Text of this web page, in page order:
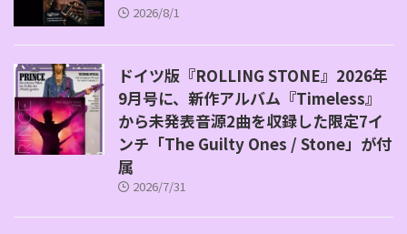
2026/8/1
ドイツ版『ROLLING STONE』2026年
9月号に、新作アルバム『Timeless』
から未発表音源2曲を収録した限定7イ
ンチ「The Guilty Ones / Stone」が付
属
2026/7/31